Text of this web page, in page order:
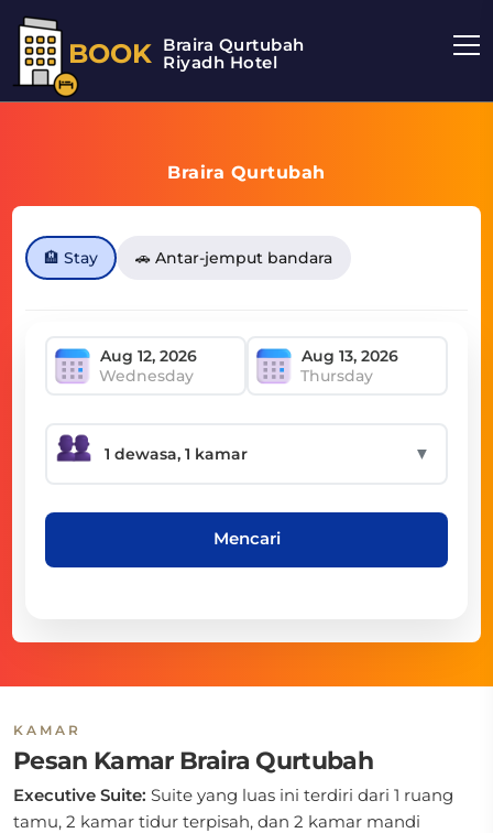
BOOK Braira Qurtubah
Riyadh Hotel
Braira Qurtubah
🏨 Stay 🚗 Antar-jemput bandara
Wednesday Thursday
▼
Mencari
KAMAR
Pesan Kamar Braira Qurtubah
Executive Suite: Suite yang luas ini terdiri dari 1 ruang
tamu, 2 kamar tidur terpisah, dan 2 kamar mandi